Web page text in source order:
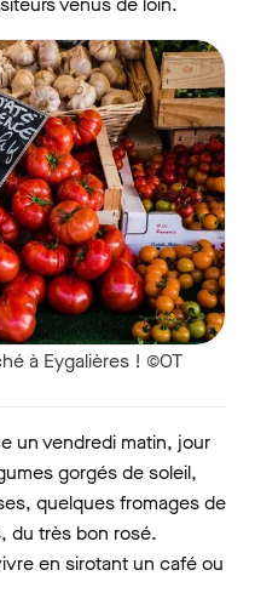
à Eygalières ! ©OT
un vendredi matin, jour
gorgés de soleil,
quelques fromages de
du très bon rosé.
en sirotant un café ou